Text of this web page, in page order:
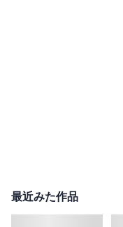
最近みた作品